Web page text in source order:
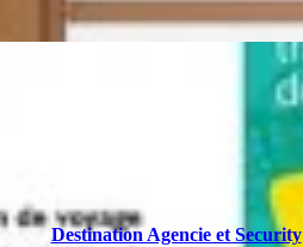
Destination Agencie et Security